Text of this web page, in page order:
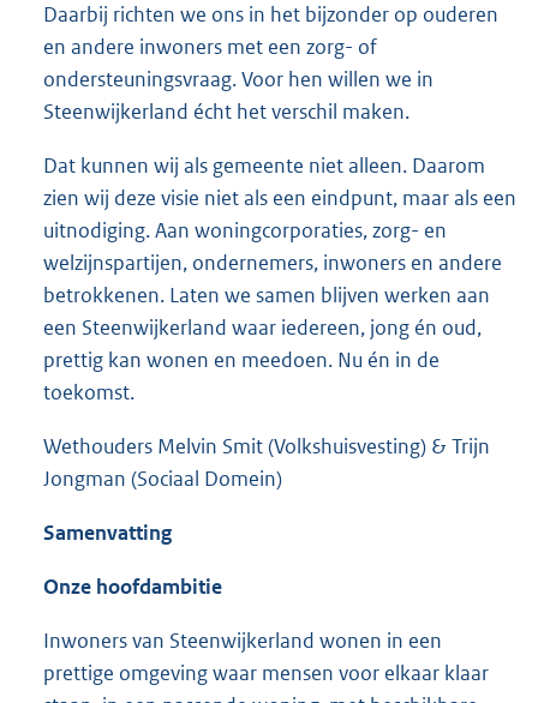
Daarbij richten we ons in het bijzonder op ouderen
en andere inwoners met een zorg- of
ondersteuningsvraag. Voor hen willen we in
Steenwijkerland écht het verschil maken.
Dat kunnen wij als gemeente niet alleen. Daarom
zien wij deze visie niet als een eindpunt, maar als een
uitnodiging. Aan woningcorporaties, zorg- en
welzijnspartijen, ondernemers, inwoners en andere
betrokkenen. Laten we samen blijven werken aan
een Steenwijkerland waar iedereen, jong én oud,
prettig kan wonen en meedoen. Nu én in de
toekomst.
Wethouders Melvin Smit (Volkshuisvesting) & Trijn
Jongman (Sociaal Domein)
Samenvatting
Onze hoofdambitie
Inwoners van Steenwijkerland wonen in een
prettige omgeving waar mensen voor elkaar klaar